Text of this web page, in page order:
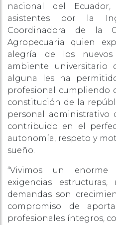
nacional del
asistentes por la
Coordinadora de la
Agropecuaria quien
alegría de los
ambiente universitario
alguna les ha
profesional cumpliendo
constitución de la
personal administrativo
contribuido en el
autonomía, respeto y
sueño.
“Vivimos un
exigencias estructuras,
demandas son
compromiso de
profesionales íntegros,